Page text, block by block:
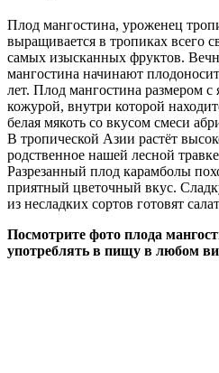
Плод мангостина, уроженец
выращивается в тропиках всего
самых изысканных фруктов.
мангостина начинают
лет. Плод мангостина размером с
кожурой, внутри которой
белая мякоть со вкусом смеси
В тропической Азии растёт
родственное нашей лесной
Разрезанный плод карамболы
приятный цветочный вкус.
из несладких сортов готовят
Посмотрите фото плода
употреблять в пищу в любом